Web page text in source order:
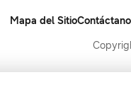
Mapa del Sitio